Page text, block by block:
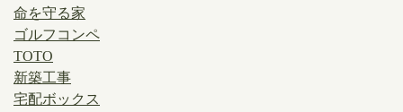
命を守る家
ゴルフコンペ
TOTO
新築工事
宅配ボックス